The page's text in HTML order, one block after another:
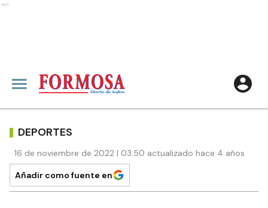
Ads
DEPORTES
16 de noviembre de 2022 | 03:50 actualizado hace 4 años
Añadir como fuente en